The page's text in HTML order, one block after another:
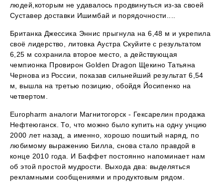
людей,которым не удавалось продвинуться из-за своей
Суставер доставки Ишимбай и порядочности....
Британка Джессика Эннис прыгнула на 6,48 м и укрепила
своё лидерство, литовка Аустра Скуйите с результатом
6,25 м сохранила второе место, а действующая
чемпионка Провирон Golden Dragon Щекино Татьяна
Чернова из России, показав сильнейший результат 6,54
м, вышла на третью позицию, обойдя Йосипенко на
четвертом.
Europharm аналоги Магнитогорск - Гексарелин продажа
Нефтеюганск. То, что можно было купить на одну унцию
2000 лет назад, а именно, хорошо пошитый наряд, по
любимому выражению Билла, снова стало правдой в
конце 2010 года. И Баффет постоянно напоминает нам
об этой простой мудрости. Выхода два: выделяться
рекламными сообщениями и продуктовым рядом.